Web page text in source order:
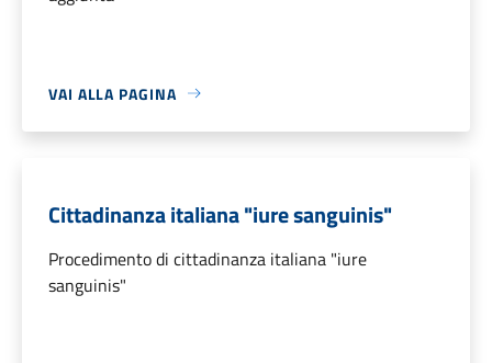
VAI ALLA PAGINA
Cittadinanza italiana "iure sanguinis"
Procedimento di cittadinanza italiana "iure
sanguinis"